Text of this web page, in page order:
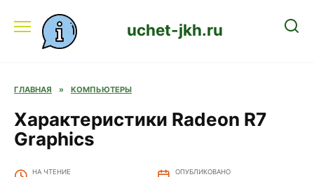
содержанию
uchet-jkh.ru
ГЛАВНАЯ » КОМПЬЮТЕРЫ
Характеристики Radeon R7
Graphics
НА ЧТЕНИЕ ОПУБЛИКОВАНО